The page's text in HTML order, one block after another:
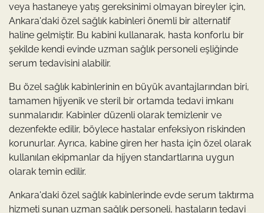
veya hastaneye yatış gereksinimi olmayan bireyler için,
Ankara'daki özel sağlık kabinleri önemli bir alternatif
haline gelmiştir. Bu kabini kullanarak, hasta konforlu bir
şekilde kendi evinde uzman sağlık personeli eşliğinde
serum tedavisini alabilir.
Bu özel sağlık kabinlerinin en büyük avantajlarından biri,
tamamen hijyenik ve steril bir ortamda tedavi imkanı
sunmalarıdır. Kabinler düzenli olarak temizlenir ve
dezenfekte edilir, böylece hastalar enfeksiyon riskinden
korunurlar. Ayrıca, kabine giren her hasta için özel olarak
kullanılan ekipmanlar da hijyen standartlarına uygun
olarak temin edilir.
Ankara'daki özel sağlık kabinlerinde evde serum taktırma
hizmeti sunan uzman sağlık personeli, hastaların tedavi